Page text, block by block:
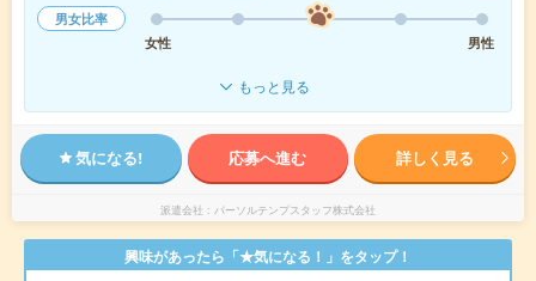
男女比率
女性
男性
もっと見る
気になる! 応募へ進む 詳しく見る
派遣会社 パーソルテンプスタッフ株式会社
興味があったら「★気になる！」をタップ！